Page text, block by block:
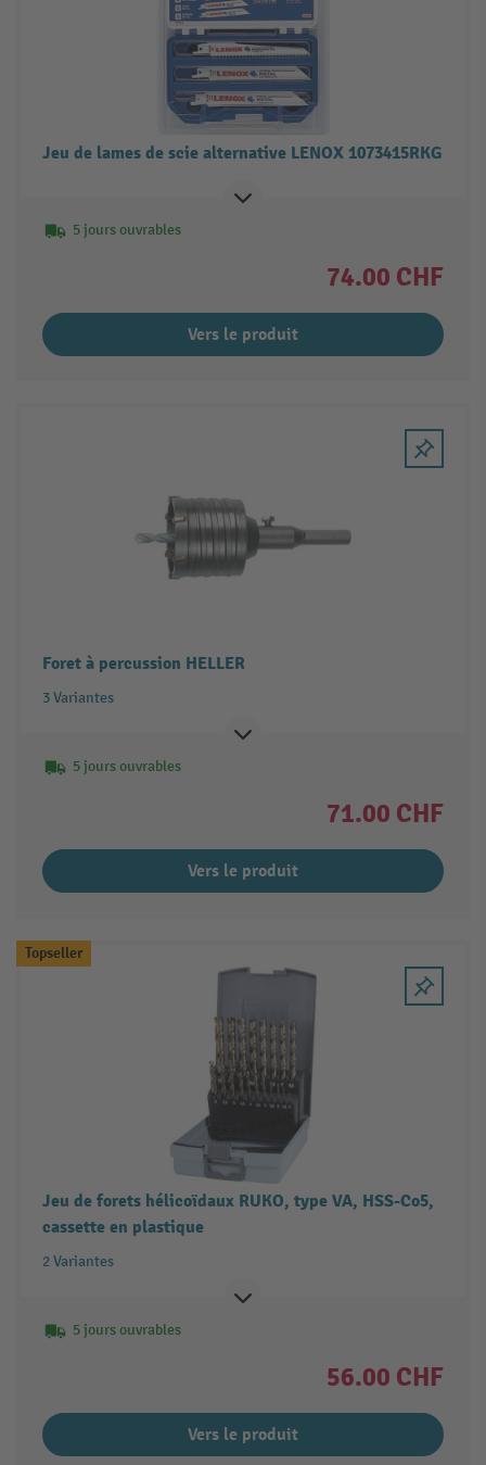
Jeu de lames de scie alternative LENOX 1073415RKG
5 jours ouvrables
74.00 CHF
Vers le produit
Foret à percussion HELLER
3 Variantes
5 jours ouvrables
71.00 CHF
Vers le produit
Topseller
Jeu de forets hélicoïdaux RUKO, type VA, HSS-Co5,
cassette en plastique
2 Variantes
5 jours ouvrables
56.00 CHF
Vers le produit